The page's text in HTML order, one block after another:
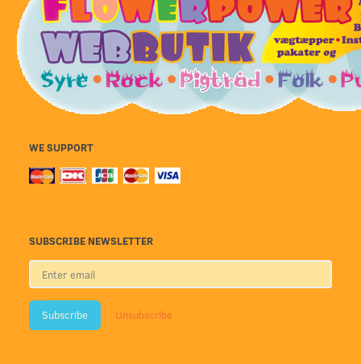
WE SUPPORT
SUBSCRIBE NEWSLETTER
Enter
email
Subscribe Unsubscribe